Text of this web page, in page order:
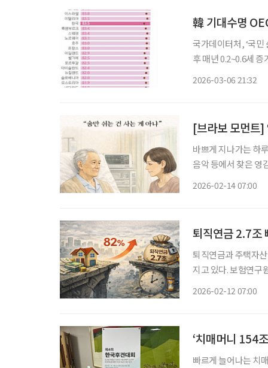
韓 기대수명
국가데이터처, ‘국
후 매년 0.2~0.6세 증가 우리나라의 기대수명이 38개 경제협력개발기구(OECD) 국
2026-03-06 21:32
[브라보 모먼트]
바쁘게 지나가는 하
음악 등에서 찾은 영감의 한
2026-02-14 07:00
퇴직연금 2.7조
퇴직연금과 주택자
지고 있다. 보험연구원 강성호 선임연구위원, 이소양 연구원은 최근 ‘연금자산과 주택자산의
2026-02-12 07:00
‘치매머니 154
빠르게 늘어나는 치